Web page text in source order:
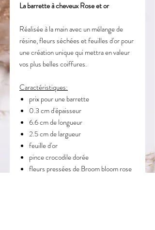
La barrette à cheveux Rose et or
Réalisée à la main avec un mélange de
résine, fleurs séchées et feuilles d'or pour
une création unique qui mettra en valeur
vos plus belles coiffures.
Caractéristiques:
prix pour une barrette
0.3 cm d'épaisseur
6.6 cm de longueur
2.5 cm de largueur
feuille d'or
pince crocodile dorée
fleurs pressées de Broom bloom rose